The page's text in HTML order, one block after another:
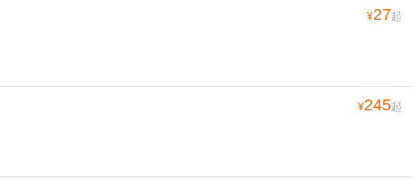
¥27起
¥245起